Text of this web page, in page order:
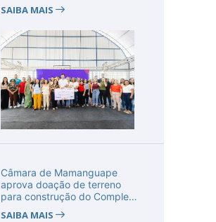
SAIBA MAIS
Câmara de Mamanguape
aprova doação de terreno
para construção do Complexo
SAIBA MAIS